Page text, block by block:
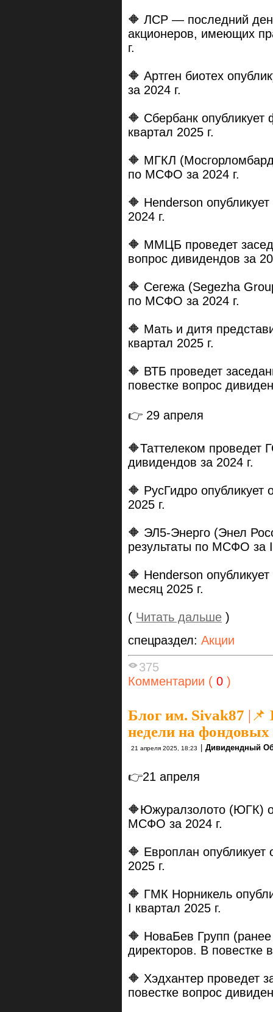
🔶 ЛСР — последний
акционеров, имеющих
г.
🔶 Артген биотех
за 2024 г.
🔶 Сбербанк
квартал 2025 г.
🔶 МГКЛ
по МСФО за 2024 г.
🔶 Henderson
2024 г.
🔶 ММЦБ проведет
вопрос дивидендов за
🔶 Сегежа (Segezha
по МСФО за 2024 г.
🔶 Мать и дитя
квартал 2025 г.
🔶 ВТБ проведет
повестке вопрос
👉 29 апреля
🔶Таттелеком проведет
дивидендов за 2024 г.
🔶 РусГидро опубликует
2025 г.
🔶 ЭЛ5-Энерго (Энел
результаты по МСФО за I
🔶 Henderson
месяц 2025 г.
( Читать дальше )
спецраздел: Акции
375
Комментарии ( 0 )
Блог им. Sivak87 |📌
недели на
21 апреля 2025, 18:23 Дивидендный
👉21 апреля
🔶Южуралзолото (ЮГК)
МСФО за 2024 г.
🔶 Европлан опубликует
2025 г.
🔶 ГМК Норникель
I квартал 2025 г.
🔶 НоваБев Групп
директоров. В повестке
🔶 Хэдхантер проведет
повестке вопрос